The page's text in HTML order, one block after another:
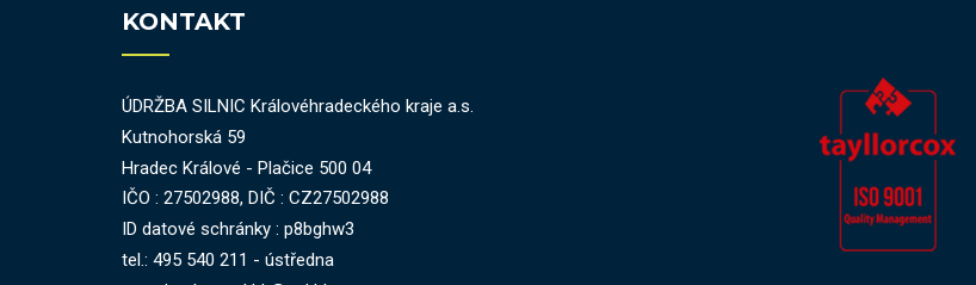
KONTAKT
ÚDRŽBA SILNIC Královéhradeckého kraje a.s.
Kutnohorská 59
Hradec Králové - Plačice 500 04
IČO : 27502988, DIČ : CZ27502988
ID datové schránky : p8bghw3
tel.: 495 540 211 - ústředna